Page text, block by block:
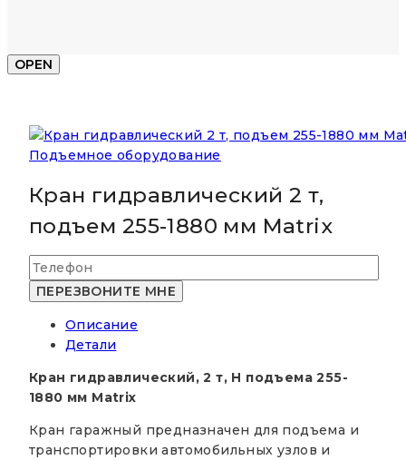
OPEN
Подъемное оборудование
Кран гидравлический 2 т,
подъем 255-1880 мм Matrix
Описание
Детали
Кран гидравлический, 2 т, H подъема 255-
1880 мм Matrix
Кран гаражный предназначен для подъема и
транспортировки автомобильных узлов и